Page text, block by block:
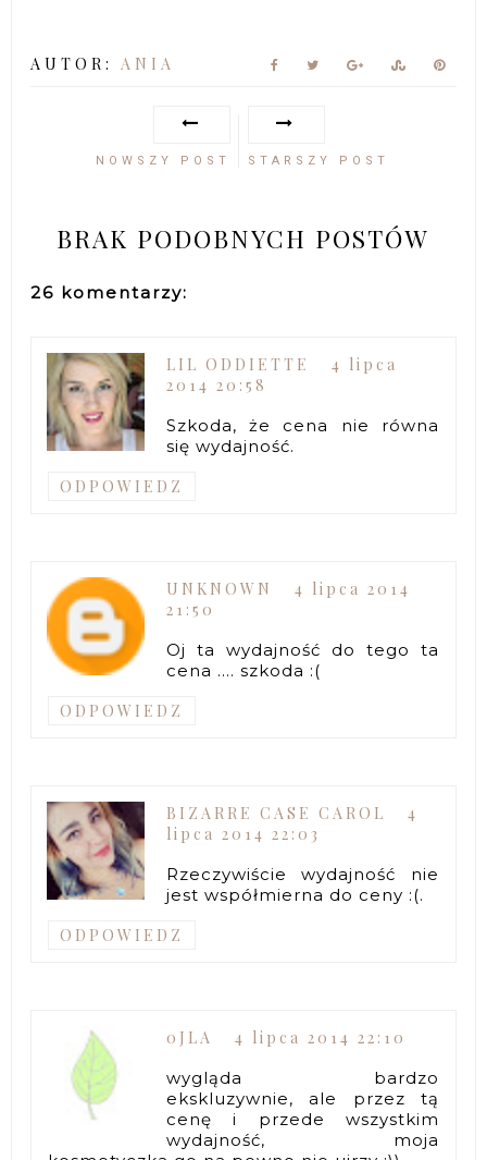
AUTOR:ANIA
NOWSZY POST STARSZY POST
BRAK PODOBNYCH POSTÓW
26 komentarzy:
LIL ODDIETTE
4 lipca
2014 20:58
Szkoda, że cena nie równa
się wydajność.
ODPOWIEDZ
UNKNOWN
4 lipca 2014
21:50
Oj ta wydajność do tego ta
cena .... szkoda :(
ODPOWIEDZ
BIZARRE CASE CAROL
4
lipca 2014 22:03
Rzeczywiście wydajność nie
jest współmierna do ceny :(.
ODPOWIEDZ
0JLA
4 lipca 2014 22:10
wygląda bardzo
ekskluzywnie, ale przez tą
cenę i przede wszystkim
wydajność, moja